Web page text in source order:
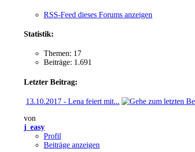
RSS-Feed dieses Forums anzeigen
Statistik:
Themen: 17
Beiträge: 1.691
Letzter Beitrag:
13.10.2017 - Lena feiert mit...
von
j_easy
Profil
Beiträge anzeigen